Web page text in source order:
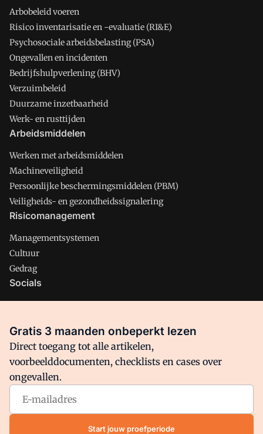
Arbobeleid voeren
Risico inventarisatie en -evaluatie (RI&E)
Psychosociale arbeidsbelasting (PSA)
Ongevallen en incidenten
Bedrijfshulpverlening (BHV)
Verzuimbeleid
Duurzame inzetbaarheid
Werk- en rusttijden
Arbeidsmiddelen
Werken met arbeidsmiddelen
Machineveiligheid
Persoonlijke beschermingsmiddelen (PBM)
Veiligheids- en gezondheidssignalering
Risicomanagement
Managementsystemen
Cultuur
Gedrag
Socials
Facebook
Arbo is onderdeel van VMN media. Lees inons manifestwaar
VMN media voor staat. Op gebruik van deze site zijn de
volgende regelingen van toepassing:Algemene Voorwaarden
Privacy en Cookie beleid|Privacy instellingen
Gratis 3 maanden onbeperkt lezen
Direct toegang tot alle artikelen,
voorbeelddocumenten, checklists en cases over
ongevallen.
Start jouw proefperiode